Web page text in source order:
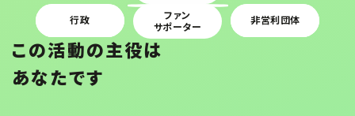
ファン
サポーター
メディア 企業
行政 非営利団体
この活動の主役は
あなたです